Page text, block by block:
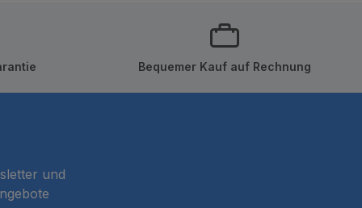
Bequemer Kauf auf Rechnung
und